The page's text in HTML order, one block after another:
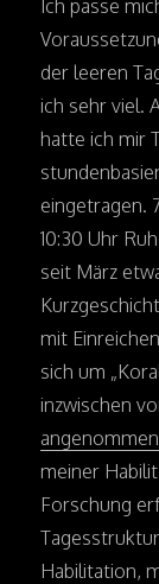
Ich passe
der leeren
ich sehr viel.
hatte ich mir
eingetragen.
10:30 Uhr
seit März
mit
sich um
inzwischen
angenommen
meiner
Forschung
Habilitation,